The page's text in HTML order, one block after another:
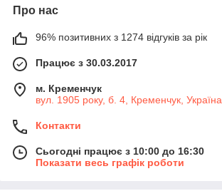
Про нас
96% позитивних з 1274 відгуків за рік
Працює з 30.03.2017
м. Кременчук
вул. 1905 року, б. 4, Кременчук, Україна
Контакти
Сьогодні працює з 10:00 до 16:30
Показати весь графік роботи